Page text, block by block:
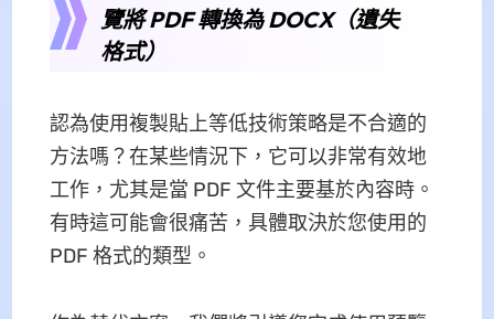
覽將 PDF 轉換為 DOCX（遺失
格式）
認為使用複製貼上等低技術策略是不合適的
方法嗎？在某些情況下，它可以非常有效地
工作，尤其是當 PDF 文件主要基於內容時。
有時這可能會很痛苦，具體取決於您使用的
PDF 格式的類型。